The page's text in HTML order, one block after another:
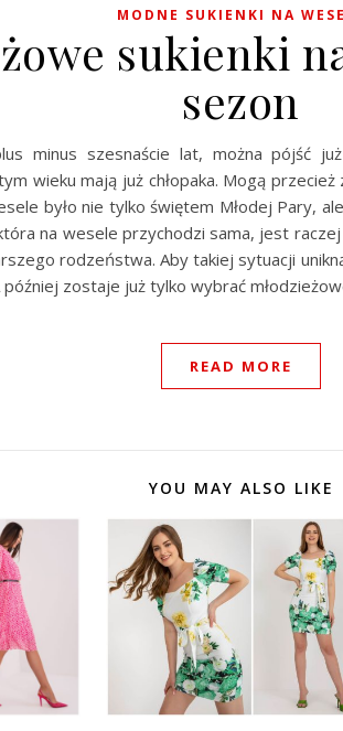
MODNE SUKIENKI NA
sukienki
sezon
minus szesnaście lat, można pójść
wieku mają już chłopaka. Mogą przecież
było nie tylko świętem Młodej Pary,
na wesele przychodzi sama, jest
rodzeństwa. Aby takiej sytuacji
zostaje już tylko wybrać
READ MORE
YOU MAY ALSO LIKE